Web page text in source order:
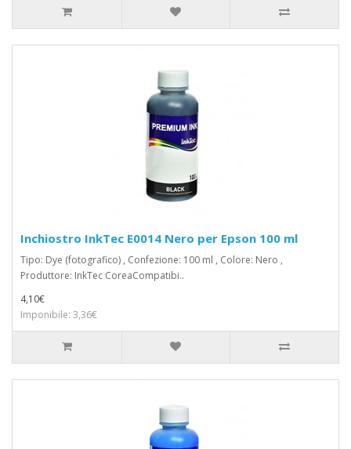
Inchiostro InkTec E0014 Nero per Epson 100 ml
Tipo: Dye (fotografico) , Confezione: 100 ml , Colore: Nero ,
Produttore: InkTec CoreaCompatibi..
4,10€
Imponibile: 3,36€